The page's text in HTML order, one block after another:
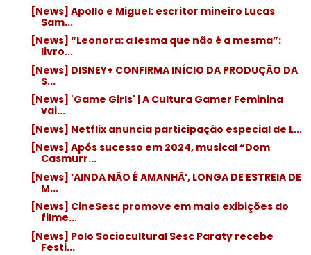
[News] Apollo e Miguel: escritor mineiro Lucas
Sam...
[News] “Leonora: a lesma que não é a mesma”:
livro...
[News] DISNEY+ CONFIRMA INÍCIO DA PRODUÇÃO DA
S...
[News] 'Game Girls' | A Cultura Gamer Feminina
vai...
[News] Netflix anuncia participação especial de L...
[News] Após sucesso em 2024, musical “Dom
Casmurr...
[News] ‘AINDA NÃO É AMANHÃ’, LONGA DE ESTREIA DE
M...
[News] CineSesc promove em maio exibições do
filme...
[News] Polo Sociocultural Sesc Paraty recebe
Festi...